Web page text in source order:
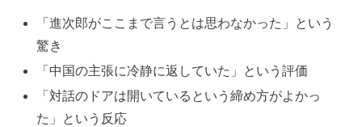
「進次郎がここまで言うとは思わなかった」という
驚き
「中国の主張に冷静に返していた」という評価
「対話のドアは開いているという締め方がよかっ
た」という反応